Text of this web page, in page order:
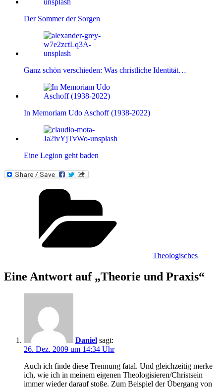
Der Sommer der Sorgen
Ganz schön verschieden: Was christliche Identität…
In Memoriam Udo Aschoff (1938-2022)
Eine Legion geht baden
Theologisches
Eine Antwort auf „Theorie und Praxis“
Daniel sagt:
26. Dez. 2009 um 14:34 Uhr
Auch ich finde diese Trennung fatal. Und gleichzeitig merke
ich, wie ich in meinem eigenen Theologisieren/Christsein
immer wieder darauf stoße. Zum Beispiel der Übergang von